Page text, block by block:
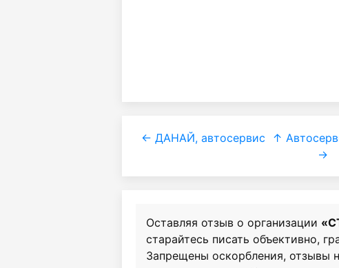
← ДАНАЙ, автосервис ↑
→
Оставляя отзыв о организации
старайтесь писать объективно,
Запрещены оскорбления, отзывы